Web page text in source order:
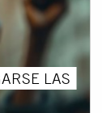
LAS